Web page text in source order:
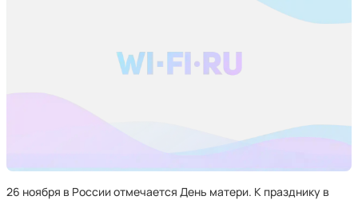
26 ноября в России отмечается День матери. К празднику в